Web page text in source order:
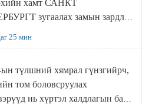
хамт САНКТ
зугаалах замын зардлаа
25 мин
түлшний хямрал гүнзгийрч,
том боловсруулах
нь хүртэл халдлагын бай